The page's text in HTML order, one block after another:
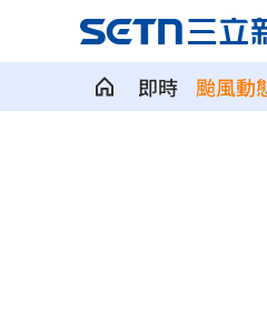
即時 颱風動
議員：台中宣